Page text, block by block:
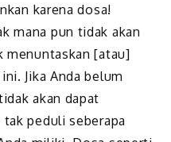
karena dosa!
mana pun tidak akan
menuntaskan [atau]
Jika Anda belum
akan dapat
peduli seberapa